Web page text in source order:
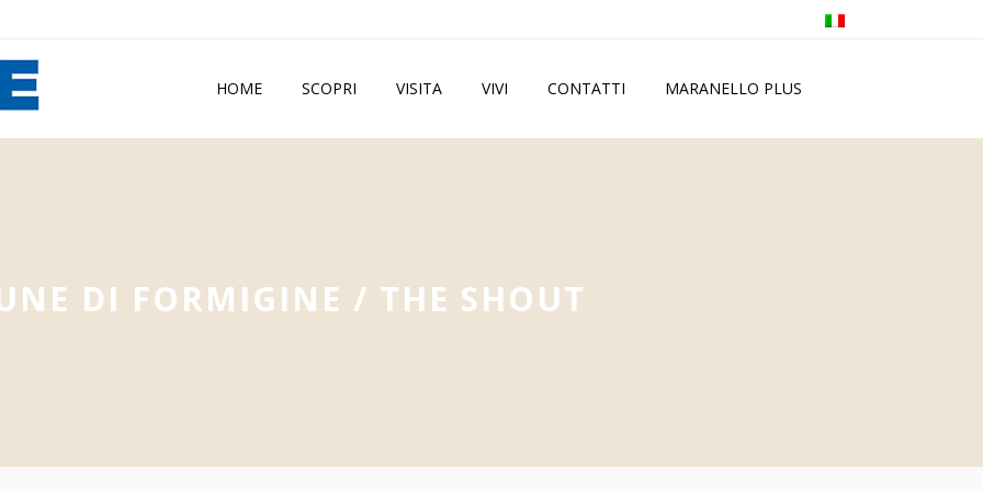
HOME SCOPRI VISITA VIVI CONTATTI MARANELLO PLUS
DI FORMIGINE / THE SHOUT